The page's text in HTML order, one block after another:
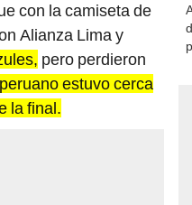
con la camiseta de
Alianza Lima y
pero perdieron
estuvo cerca
la final.